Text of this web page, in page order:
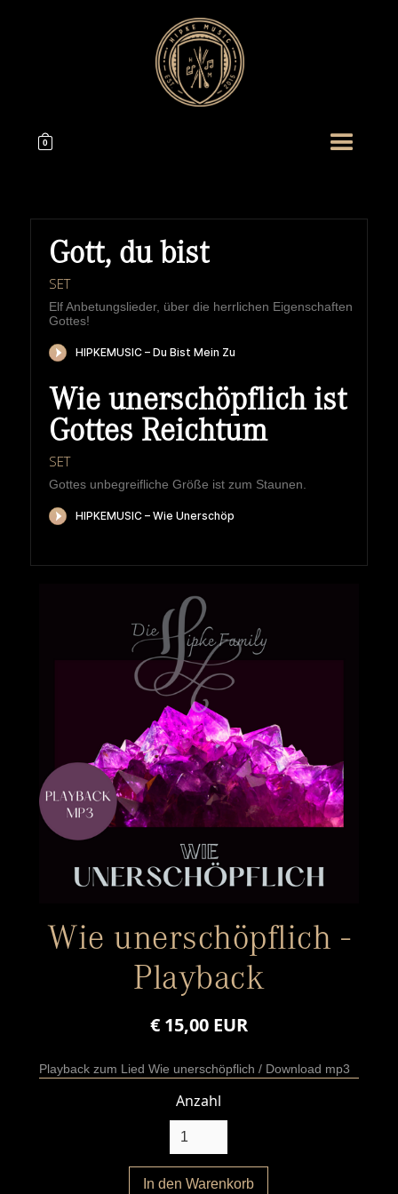
0
Gott, du bist
SET
Elf Anbetungslieder, über die herrlichen Eigenschaften
Gottes!
Wie unerschöpflich ist
Gottes Reichtum
SET
Gottes unbegreifliche Größe ist zum Staunen.
Wie unerschöpflich -
Playback
€ 15,00 EUR
Playback zum Lied Wie unerschöpflich / Download mp3
Anzahl